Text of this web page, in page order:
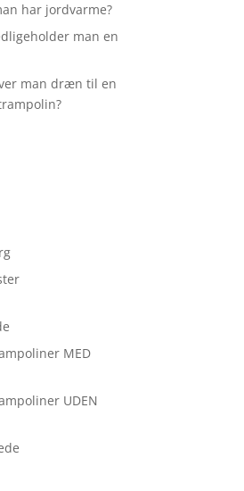
har jordvarme?
man en
man dræn til en
MED
UDEN